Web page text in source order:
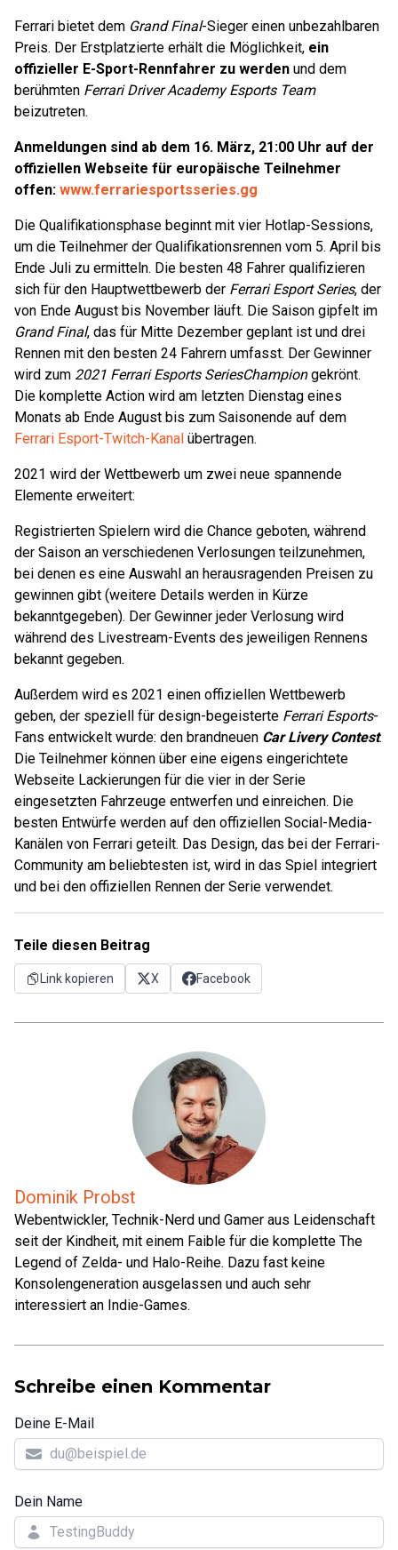
Ferrari bietet dem Grand Final-Sieger einen unbezahlbaren
Preis. Der Erstplatzierte erhält die Möglichkeit, ein
offizieller E-Sport-Rennfahrer zu werden und dem
berühmten Ferrari Driver Academy Esports Team
beizutreten.
Anmeldungen sind ab dem 16. März, 21:00 Uhr auf der
offiziellen Webseite für europäische Teilnehmer
offen: www.ferrariesportsseries.gg
Die Qualifikationsphase beginnt mit vier Hotlap-Sessions,
um die Teilnehmer der Qualifikationsrennen vom 5. April bis
Ende Juli zu ermitteln. Die besten 48 Fahrer qualifizieren
sich für den Hauptwettbewerb der Ferrari Esport Series, der
von Ende August bis November läuft. Die Saison gipfelt im
Grand Final, das für Mitte Dezember geplant ist und drei
Rennen mit den besten 24 Fahrern umfasst. Der Gewinner
wird zum 2021 Ferrari Esports SeriesChampiongekrönt.
Die komplette Action wird am letzten Dienstag eines
Monats ab Ende August bis zum Saisonende auf dem
Ferrari Esport-Twitch-Kanal übertragen.
2021 wird der Wettbewerb um zwei neue spannende
Elemente erweitert:
Registrierten Spielern wird die Chance geboten, während
der Saison an verschiedenen Verlosungen teilzunehmen,
bei denen es eine Auswahl an herausragenden Preisen zu
gewinnen gibt (weitere Details werden in Kürze
bekanntgegeben). Der Gewinner jeder Verlosung wird
während des Livestream-Events des jeweiligen Rennens
bekannt gegeben.
Außerdem wird es 2021 einen offiziellen Wettbewerb
geben, der speziell für design-begeisterte Ferrari Esports-
Fans entwickelt wurde: den brandneuen Car Livery Contest.
Die Teilnehmer können über eine eigens eingerichtete
Webseite Lackierungen für die vier in der Serie
eingesetzten Fahrzeuge entwerfen und einreichen. Die
besten Entwürfe werden auf den offiziellen Social-Media-
Kanälen von Ferrari geteilt. Das Design, das bei der Ferrari-
Community am beliebtesten ist, wird in das Spiel integriert
und bei den offiziellen Rennen der Serie verwendet.
Teile diesen Beitrag
Link kopieren X Facebook
Dominik Probst
Webentwickler, Technik-Nerd und Gamer aus Leidenschaft
seit der Kindheit, mit einem Faible für die komplette The
Legend of Zelda- und Halo-Reihe. Dazu fast keine
Konsolengeneration ausgelassen und auch sehr
interessiert an Indie-Games.
Schreibe einen Kommentar
Deine E-Mail
Dein Name